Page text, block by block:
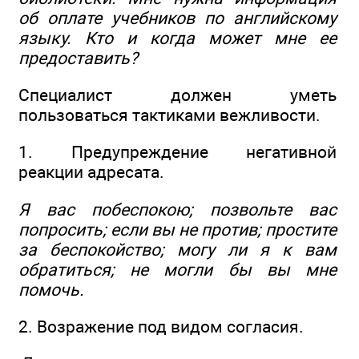
об оплате учебников по английскому
языку. Кто и когда может мне ее
предоставить?
Специалист должен уметь
пользоваться тактиками вежливости.
1. Предупреждение негативной
реакции адресата.
Я вас побеспокою; позвольте вас
попросить; если вы не против; простите
за беспокойство; могу ли я к вам
обратиться; не могли бы вы мне
помочь.
2. Возражение под видом согласия.